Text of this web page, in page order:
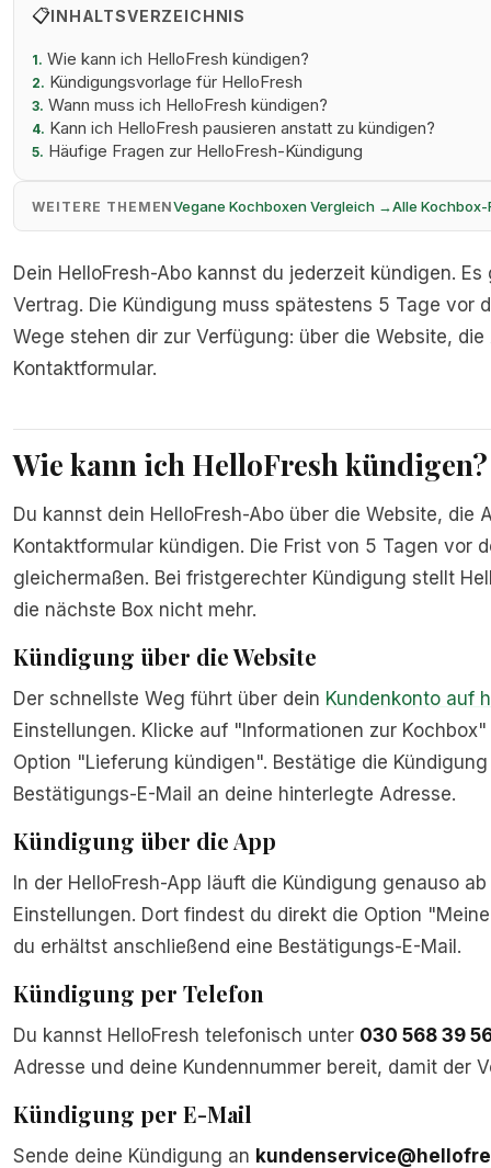
📋INHALTSVERZEICHNIS
1. Wie kann ich HelloFresh kündigen?
2. Kündigungsvorlage für HelloFresh
3. Wann muss ich HelloFresh kündigen?
4. Kann ich HelloFresh pausieren anstatt zu kündigen?
5. Häufige Fragen zur HelloFresh-Kündigung
WEITERE THEMENVegane Kochboxen Vergleich →Alle
Dein HelloFresh-Abo kannst du jederzeit kündigen.
Vertrag. Die Kündigung muss spätestens 5 Tage vor
Wege stehen dir zur Verfügung: über die Website,
Kontaktformular.
Wie kann ich HelloFresh kündigen?
Du kannst dein HelloFresh-Abo über die Website, die
Kontaktformular kündigen. Die Frist von 5 Tagen vor
gleichermaßen. Bei fristgerechter Kündigung stellt
die nächste Box nicht mehr.
Kündigung über die Website
Der schnellste Weg führt über dein Kundenkonto auf
Einstellungen. Klicke auf "Informationen zur
Option "Lieferung kündigen". Bestätige die
Bestätigungs-E-Mail an deine hinterlegte Adresse.
Kündigung über die App
In der HelloFresh-App läuft die Kündigung genauso
Einstellungen. Dort findest du direkt die Option
du erhältst anschließend eine Bestätigungs-E-Mail.
Kündigung per Telefon
Du kannst HelloFresh telefonisch unter 030 568 39
Adresse und deine Kundennummer bereit, damit der
Kündigung per E-Mail
Sende deine Kündigung an